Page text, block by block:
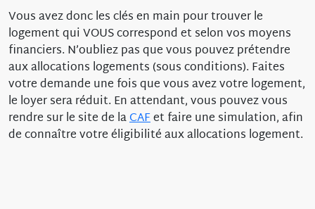
Vous avez donc les clés en main pour trouver le
logement qui VOUS correspond et selon vos moyens
financiers. N’oubliez pas que vous pouvez prétendre
aux allocations logements (sous conditions). Faites
votre demande une fois que vous avez votre logement,
le loyer sera réduit. En attendant, vous pouvez vous
rendre sur le site de laCAFet faire une simulation, afin
de connaître votre éligibilité aux allocations logement.